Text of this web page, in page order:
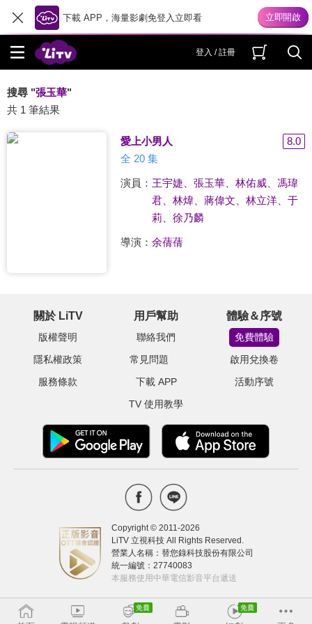
下載 APP，海量影劇免登入立即看
登入 / 註冊
搜尋 "張玉華"
共 1 筆結果
愛上小男人
8.0
全 20 集
演員： 王宇婕 張玉華、 林佑威、 馮瑋
君、 林煒、 蔣偉文 林立洋、 于
莉
徐乃麟
導演： 余蒨蒨
關於 LiTV
版權聲明
隱私權政策
服務條款
用戶幫助
聯絡我們
常見問題
下載 APP
TV 使用教學
體驗＆序號
免費體驗
啟用兌換卷
活動序號
Copyright © 2011-2026
LiTV 立視科技 All Rights Reserved.
營業人名稱：替您錄科技股份有限公司
統一編號：27740083
本服務使用中華電信影音平台遞送